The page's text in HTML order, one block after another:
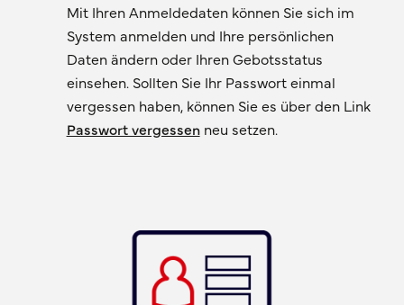
Mit Ihren Anmeldedaten können Sie sich im
System anmelden und Ihre persönlichen
Daten ändern oder Ihren Gebotsstatus
einsehen. Sollten Sie Ihr Passwort einmal
vergessen haben, können Sie es über den Link
Passwort vergessenneu setzen.